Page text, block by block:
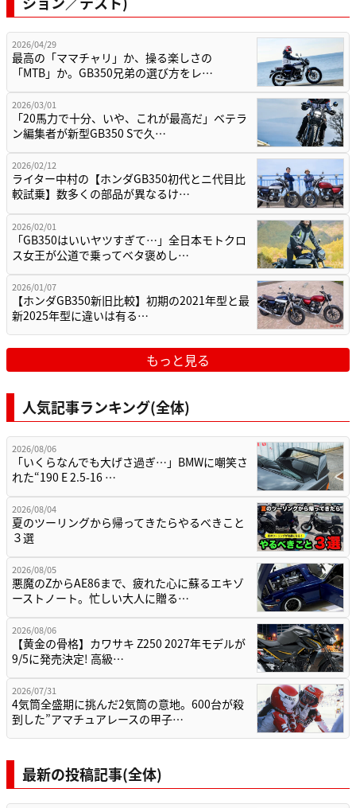
2026/04/29
最高の「ママチャリ」か、操る楽しさの
「MTB」か。GB350兄弟の選び方をレ…
2026/03/01
「20馬力で十分、いや、これが最高だ」ベテラ
ン編集者が新型GB350 Sで久…
2026/02/12
ライター中村の【ホンダGB350初代とニ代目比
較試乗】数多くの部品が異なるけ…
2026/02/01
「GB350はいいヤツすぎて…」全日本モトクロ
ス女王が公道で乗ってベタ褒めし…
2026/01/07
【ホンダGB350新旧比較】初期の2021年型と最
新2025年型に違いは有る…
もっと見る
人気記事ランキング(全体)
2026/08/06
「いくらなんでも大げさ過ぎ…」BMWに嘲笑さ
れた“190 E 2.5-16 …
2026/08/04
夏のツーリングから帰ってきたらやるべきこと
３選
2026/08/05
悪魔のZからAE86まで、疲れた心に蘇るエキゾ
ーストノート。忙しい大人に贈る…
2026/08/06
【黄金の骨格】カワサキ Z250 2027年モデルが
9/5に発売決定! 高級…
2026/07/31
4気筒全盛期に挑んだ2気筒の意地。600台が殺
到した”アマチュアレースの甲子…
最新の投稿記事(全体)